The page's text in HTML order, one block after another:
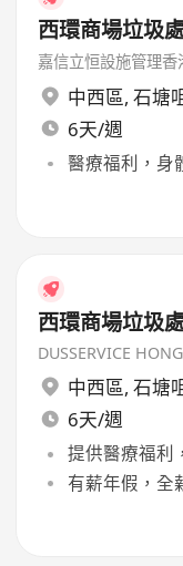
西環商場垃圾
嘉信立恒設施管理香
中西區, 石塘
6天/週
醫療福利，身
西環商場垃圾
DUSSERVICE
中西區, 石塘
6天/週
提供醫療福利
有薪年假，全